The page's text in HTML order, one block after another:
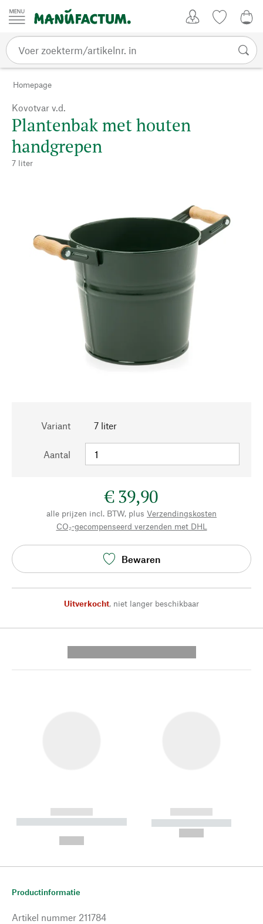
Passer au contenu
Homepage
Kovotvar v.d.
Plantenbak met houten
handgrepen
7 liter
Variant 7 liter
Aantal
€ 39,90
alle prijzen incl. BTW, plus Verzendingskosten
CO₂-gecompenseerd verzenden met DHL
Bewaren
Uitverkocht, niet langer beschikbaar
------------
----------- ----------- --------
------------
----------- -----------
Productinformatie
Artikel nummer 211784